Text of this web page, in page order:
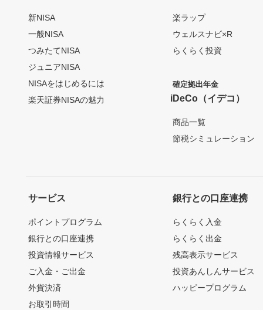
新NISA
一般NISA
つみたてNISA
ジュニアNISA
NISAをはじめるには
楽天証券NISAの魅力
楽ラップ
ウェルスナビ×R
らくらく投資
確定拠出年金
iDeCo（イデコ）
商品一覧
節税シミュレーション
サービス
ポイントプログラム
銀行との口座連携
投資情報サービス
ご入金・ご出金
外貨決済
お取引時間
銀行との口座連携
らくらく入金
らくらく出金
残高表示サービス
投資あんしんサービス
ハッピープログラム